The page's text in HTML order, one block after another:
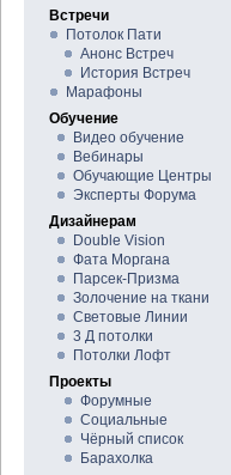
Встречи
Потолок Пати
Анонс Встреч
История Встреч
Марафоны
Обучение
Видео обучение
Вебинары
Обучающие Центры
Эксперты Форума
Дизайнерам
Double Vision
Фата Моргана
Парсек-Призма
Золочение на ткани
Световые Линии
3 Д потолки
Потолки Лофт
Проекты
Форумные
Социальные
Чёрный список
Барахолка